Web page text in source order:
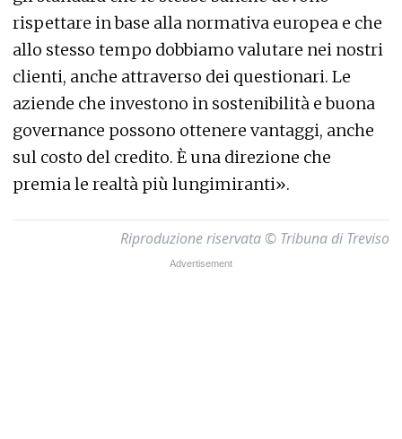
rispettare in base alla normativa europea e che
allo stesso tempo dobbiamo valutare nei nostri
clienti, anche attraverso dei questionari. Le
aziende che investono in sostenibilità e buona
governance possono ottenere vantaggi, anche
sul costo del credito. È una direzione che
premia le realtà più lungimiranti».
Riproduzione riservata © Tribuna di Treviso